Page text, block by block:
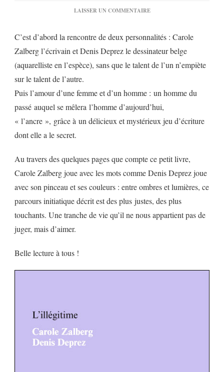
LAISSER UN COMMENTAIRESUR
CAROLE
C’est d’abord la rencontre de deux personnalités : Carole
Zalberg l’écrivain et Denis Deprez le dessinateur belge
(aquarelliste en l’espèce), sans que le talent de l’un n’empiète
sur le talent de l’autre.
Puis l’amour d’une femme et d’un homme : un homme du
passé auquel se mêlera l’homme d’aujourd’hui,
« l’ancre », grâce à un délicieux et mystérieux jeu d’écriture
dont elle a le secret.
Au travers des quelques pages que compte ce petit livre,
Carole Zalberg joue avec les mots comme Denis Deprez joue
avec son pinceau et ses couleurs : entre ombres et lumières, ce
parcours initiatique décrit est des plus justes, des plus
touchants. Une tranche de vie qu’il ne nous appartient pas de
juger, mais d’aimer.
Belle lecture à tous !